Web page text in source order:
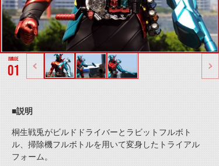
01
■説明
桐生戦兎がビルドドライバーとラビットフルボト
ル、掃除機フルボトルを用いて変身したトライアル
フォーム。